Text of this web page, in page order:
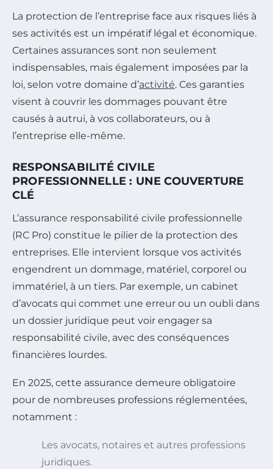
La protection de l’entreprise face aux risques liés à
ses activités est un impératif légal et économique.
Certaines assurances sont non seulement
indispensables, mais également imposées par la
loi, selon votre domaine d’activité. Ces garanties
visent à couvrir les dommages pouvant être
causés à autrui, à vos collaborateurs, ou à
l’entreprise elle-même.
RESPONSABILITÉ CIVILE
PROFESSIONNELLE : UNE COUVERTURE
CLÉ
L’assurance responsabilité civile professionnelle
(RC Pro) constitue le pilier de la protection des
entreprises. Elle intervient lorsque vos activités
engendrent un dommage, matériel, corporel ou
immatériel, à un tiers. Par exemple, un cabinet
d’avocats qui commet une erreur ou un oubli dans
un dossier juridique peut voir engager sa
responsabilité civile, avec des conséquences
financières lourdes.
En 2025, cette assurance demeure obligatoire
pour de nombreuses professions réglementées,
notamment :
Les avocats, notaires et autres professions
juridiques.